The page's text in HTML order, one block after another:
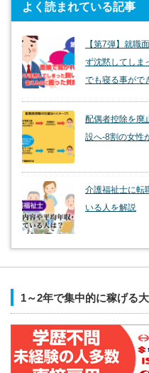
よく読まれている記事
【第7弾】就職
ず沈黙してしま
でも寝る事がで
配偶者控除を廃
設へ-8割の女性
介護福祉士に転
いる人を解説
1～2年で集中的に稼げる